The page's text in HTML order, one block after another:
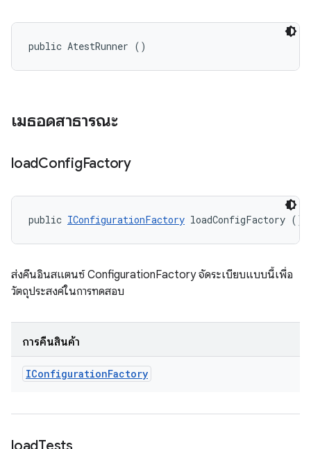
public AtestRunner ()
เมธอดสาธารณะ
loadConfigFactory
public IConfigurationFactory loadConfigFactory ()
ส่งคืนอินสแตนซ์ ConfigurationFactory จัดระเบียบแบบนี้เพื่อ
วัตถุประสงค์ในการทดสอบ
การคืนสินค้า
IConfigurationFactory